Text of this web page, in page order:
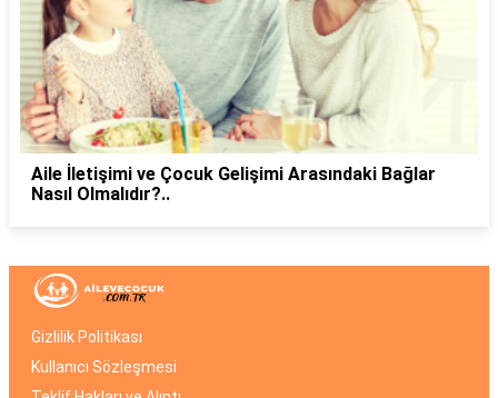
Aile İletişimi ve Çocuk Gelişimi Arasındaki Bağlar
Nasıl Olmalıdır?..
Gizlilik Politikası
Kullanıcı Sözleşmesi